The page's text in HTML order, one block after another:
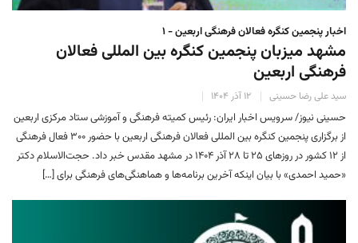
اخبار پنجمین کنگره فعالان فرهنگی اربعین - ۱
مشهد میزبان پنجمین کنگره بین المللی فعالان
فرهنگی اربعین
سید علی رضا حسینی ۱۲ آذر ۱۴۰۴
حسینی نیوز/ سرویس اخبار ایران: رئیس کمیته فرهنگی و آموزشی ستاد مرکزی اربعین
از برگزاری پنجمین کنگره بین المللی فعالان فرهنگی اربعین با حضور ۳۰۰ فعال فرهنگی
از ۱۲ کشور در روزهای ۲۵ تا ۲۸ آذر ۱۴۰۴ در مشهد مقدس خبر داد. حجت‌الاسلام دکتر
«حمید احمدی» با بیان اینکه آخرین برنامه‌ها و هماهنگی‌های فرهنگی برای […]